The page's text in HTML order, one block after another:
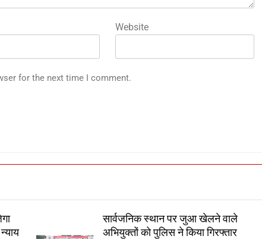
Website
for the next time I comment.
सार्वजनिक स्थान पर जुआ खेलने वाले
अभियुक्तों को पुलिस ने किया गिरफ्तार